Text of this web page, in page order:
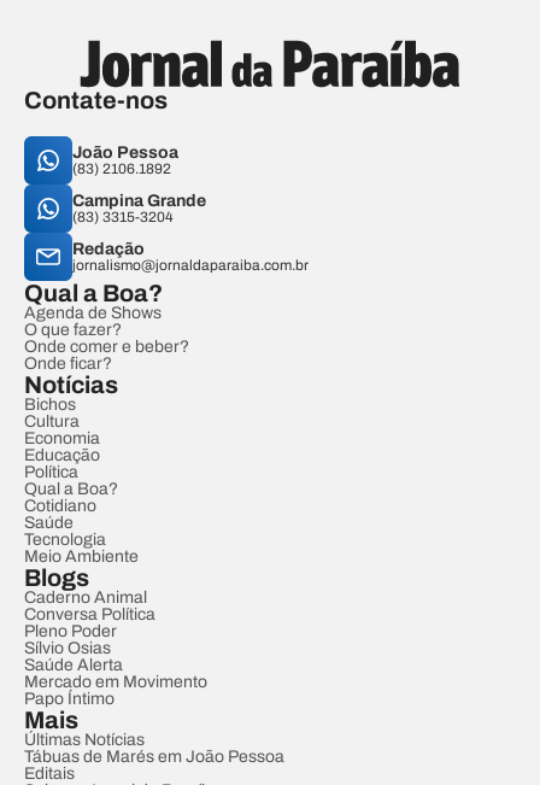
Contate-nos
João Pessoa
(83) 2106.1892
Campina Grande
(83) 3315-3204
Redação
jornalismo@jornaldaparaiba.com.br
Qual a Boa?
Agenda de Shows
O que fazer?
Onde comer e beber?
Onde ficar?
Notícias
Bichos
Cultura
Economia
Educação
Política
Qual a Boa?
Cotidiano
Saúde
Tecnologia
Meio Ambiente
Blogs
Caderno Animal
Conversa Política
Pleno Poder
Sílvio Osias
Saúde Alerta
Mercado em Movimento
Papo Íntimo
Mais
Últimas Notícias
Tábuas de Marés em João Pessoa
Editais